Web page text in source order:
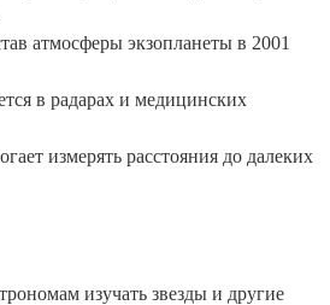
атмосферы экзопланеты в 2001
в радарах и медицинских
измерять расстояния до далеких
изучать звезды и другие